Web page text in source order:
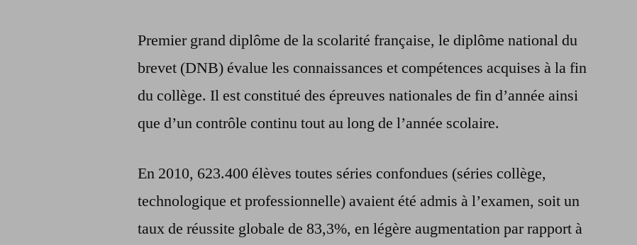
Premier grand diplôme de la scolarité française, le diplôme national du
brevet (DNB) évalue les connaissances et compétences acquises à la fin
du collège. Il est constitué des épreuves nationales de fin d’année ainsi
que d’un contrôle continu tout au long de l’année scolaire.
En 2010, 623.400 élèves toutes séries confondues (séries collège,
technologique et professionnelle) avaient été admis à l’examen, soit un
taux de réussite globale de 83,3%, en légère augmentation par rapport à